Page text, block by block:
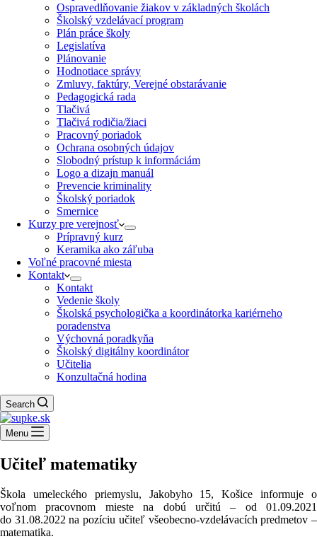
Ospravedlňovanie žiakov v základných školách
Školský vzdelávací program
Plán práce školy
Legislatíva
Plánovanie
Hodnotiace správy
Zmluvy, faktúry, Verejné obstarávanie
Pedagogická rada
Tlačivá
Tlačivá rodičia/žiaci
Pracovný poriadok
Ochrana osobných údajov
Slobodný prístup k informáciám
Logo a dizajn manuál
Prevencie kriminality
Školský poriadok
Smernice
Kurzy pre verejnosť
Prípravný kurz
Keramika ako záľuba
Voľné pracovné miesta
Kontakt
Kontakt
Vedenie školy
Školská psychologička a koordinátorka kariérneho
poradenstva
Výchovná poradkyňa
Školský digitálny koordinátor
Učitelia
Konzultačná hodina
Search
Menu
Učiteľ matematiky
Škola umeleckého priemyslu, Jakobyho 15, Košice informuje o
voľnom pracovnom mieste na dobú určitú – od 01.09.2021
do 31.08.2022 na pozíciu učiteľ všeobecno-vzdelávacích predmetov –
matematika.